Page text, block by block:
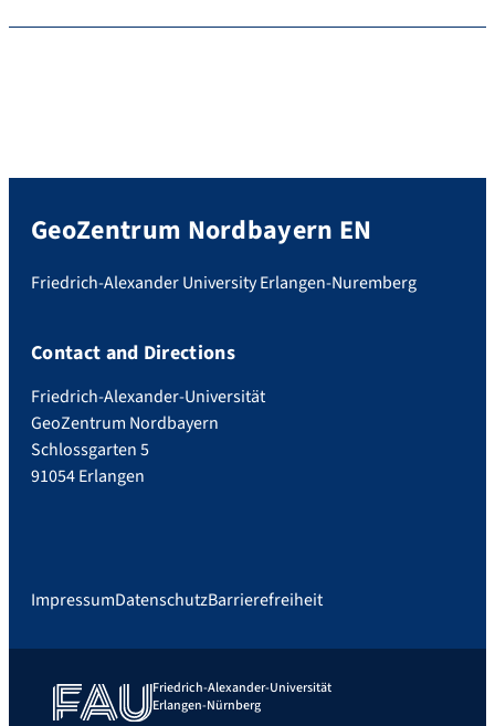
GeoZentrum Nordbayern EN
Friedrich-Alexander University Erlangen-Nuremberg
Contact and Directions
Friedrich-Alexander-Universität
GeoZentrum Nordbayern
Schlossgarten 5
91054 Erlangen
ImpressumDatenschutzBarrierefreiheit
Friedrich-Alexander-Universität
Erlangen-Nürnberg